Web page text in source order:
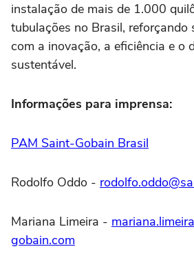
instalação de mais de 1.000
tubulações no Brasil, reforçando
com a inovação, a eficiência e o
sustentável.
Informações para imprensa:
PAM Saint-Gobain Brasil
Rodolfo Oddo -
Mariana Limeira -
gobain.com